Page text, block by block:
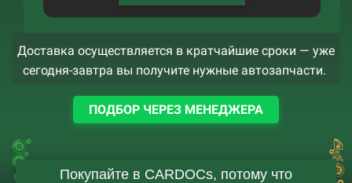
Доставка осуществляется в кратчайшие сроки — уже
сегодня-завтра вы получите нужные автозапчасти.
ПОДБОР ЧЕРЕЗ МЕНЕДЖЕРА
Покупайте в CARDOCs, потому что